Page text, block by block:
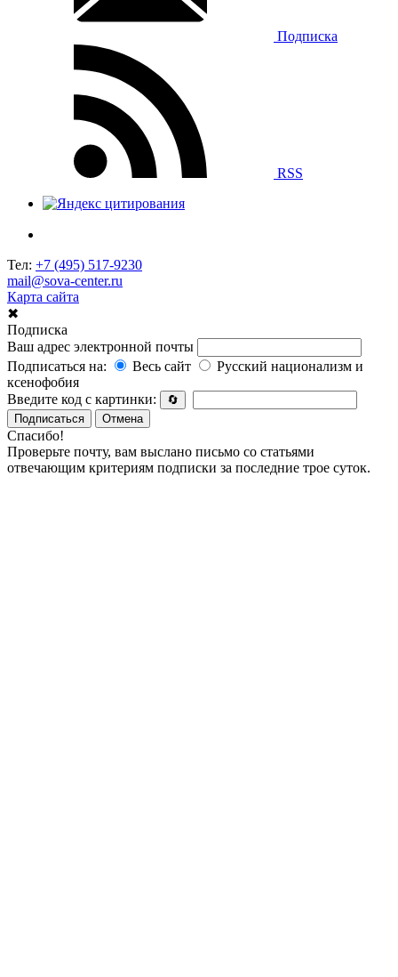
Подписка
RSS
Тел: +7 (495) 517-9230
mail@sova-center.ru
Карта сайта
✖
Подписка
Ваш адрес электронной почты
Подписаться на:
Весь сайт
Русский национализм и
ксенофобия
Введите код с картинки:
🔄
Подписаться
Отмена
Спасибо!
Проверьте почту, вам выслано письмо со статьями
отвечающим критериям подписки за последние трое суток.